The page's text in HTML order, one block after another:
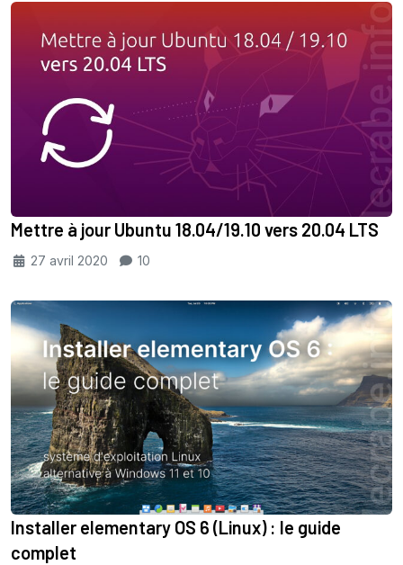
Mettre à jour Ubuntu 18.04/19.10 vers 20.04 LTS
27 avril 2020 10
Installer elementary OS 6 (Linux) : le guide
complet